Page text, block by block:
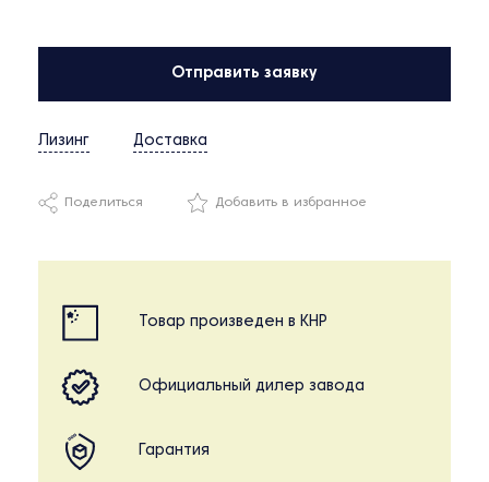
Отправить заявку
Лизинг Доставка
Поделиться Добавить в избранное
Товар произведен в КНР
Официальный дилер завода
Гарантия